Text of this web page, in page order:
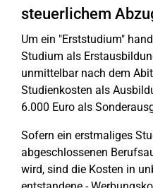
steuerlichem
Um ein "Erststudium"
Studium als
unmittelbar nach dem
Studienkosten als
6.000 Euro als
Sofern ein erstmaliges
abgeschlossenen
wird, sind die Kosten in